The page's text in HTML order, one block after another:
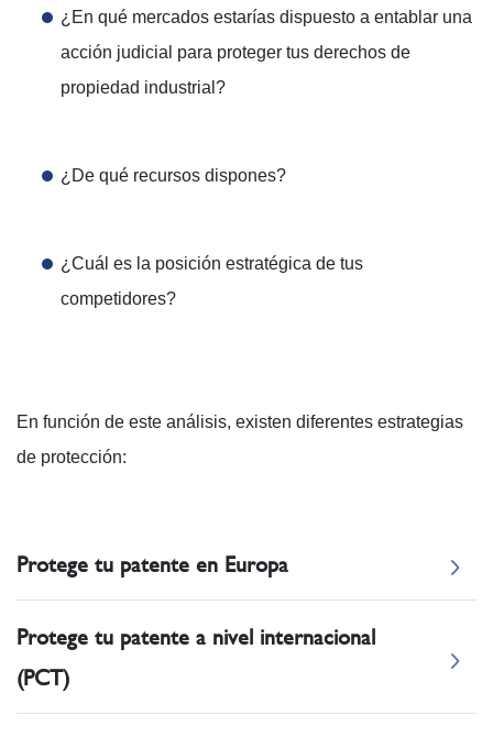
¿En qué mercados estarías dispuesto a entablar una
acción judicial para proteger tus derechos de
propiedad industrial?
¿De qué recursos dispones?
¿Cuál es la posición estratégica de tus
competidores?
En función de este análisis, existen diferentes estrategias
de protección:
Protege tu patente en Europa
Protege tu patente a nivel internacional
(PCT)